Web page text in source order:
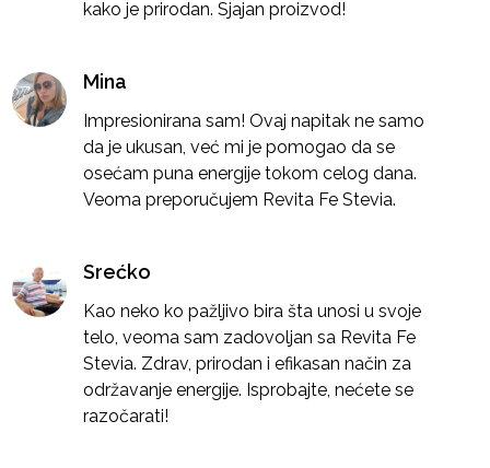
kako je prirodan. Sjajan proizvod!
Mina
Impresionirana sam! Ovaj napitak ne samo
da je ukusan, već mi je pomogao da se
osećam puna energije tokom celog dana.
Veoma preporučujem Revita Fe Stevia.
Srećko
Kao neko ko pažljivo bira šta unosi u svoje
telo, veoma sam zadovoljan sa Revita Fe
Stevia. Zdrav, prirodan i efikasan način za
održavanje energije. Isprobajte, nećete se
razočarati!